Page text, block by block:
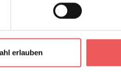
erlauben